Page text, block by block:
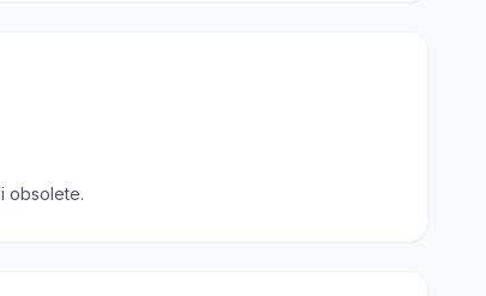
obsolete.